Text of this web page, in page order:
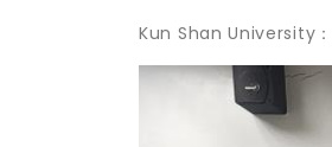
Kun Shan University：